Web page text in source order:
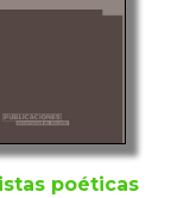
poéticas